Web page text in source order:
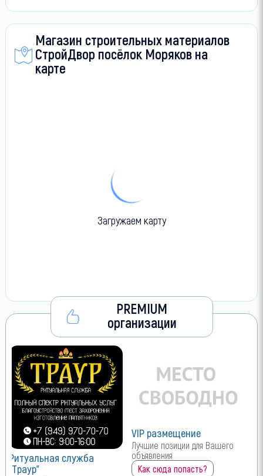
Магазин строительных материалов
СтройДвор посёлок Моряков на
карте
Загружаем карту
PREMIUM
организации
Ритуальная служба
"Траур"
VIP размещение
Лучшие позиции для Вашего
объявления
Как сюда попасть?